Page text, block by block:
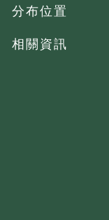
分布位置
相關資訊